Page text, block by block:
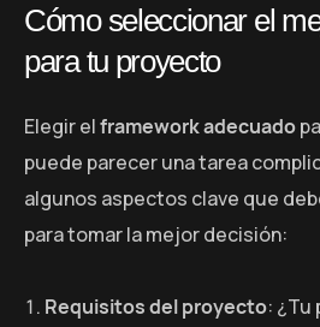
Cómo seleccionar el
para tu proyecto
Elegir elframework adecuado
puede parecer una tarea
algunos aspectos clave que
para tomar la mejor decisión:
Requisitos del proyecto: